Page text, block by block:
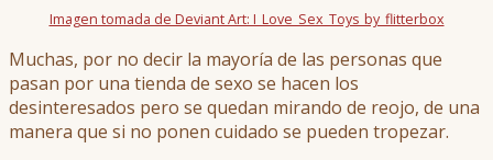
Imagen tomada de Deviant Art: I_Love_Sex_Toys_by_flitterbox
Muchas, por no decir la mayoría de las personas que
pasan por una tienda de sexo se hacen los
desinteresados pero se quedan mirando de reojo, de una
manera que si no ponen cuidado se pueden tropezar.